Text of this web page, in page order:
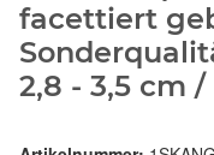
facettiert
2,8 - 3,5 cm